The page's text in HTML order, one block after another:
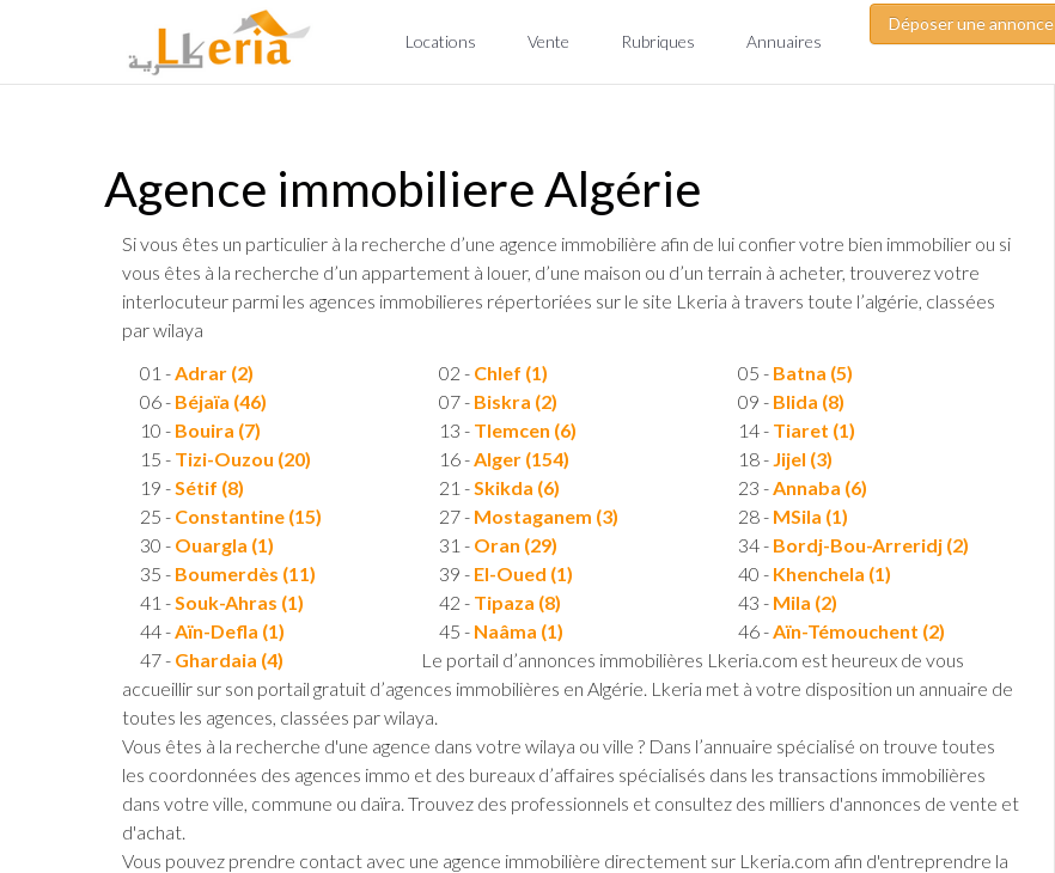
Locations Vente Rubriques Annuaires
Déposer une annonce
Agence immobiliere Algérie
Si vous êtes un particulier à la recherche d’une agence immobilière afin de lui confier votre bien immobilier ou si
vous êtes à la recherche d’un appartement à louer, d’une maison ou d’un terrain à acheter, trouverez votre
interlocuteur parmi les agences immobilieres répertoriées sur le site Lkeria à travers toute l’algérie, classées
par wilaya
01 -Adrar (2) 02 - Chlef (1) 05 - Batna (5)
06 - Béjaïa (46) 07 - Biskra (2) 09 - Blida (8)
10 - Bouira (7) 13 - Tlemcen (6) 14 - Tiaret (1)
15 - Tizi-Ouzou (20) 16 -Alger (154) 18 - Jijel (3)
19 -Sétif (8) 21 -Skikda (6) 23 -Annaba (6)
25 - Constantine (15) 27 - Mostaganem (3) 28 - MSila (1)
30 - Ouargla (1) 31 - Oran (29) 34 - Bordj-Bou-Arreridj (2)
35 - Boumerdès (11) 39 - El-Oued (1) 40 - Khenchela (1)
41 -Souk-Ahras (1) 42 - Tipaza (8) 43 - Mila (2)
44 -Aïn-Defla (1) 45 - Naâma (1) 46 -Aïn-Témouchent (2)
47 - Ghardaia (4)
Le portail d’annonces immobilières Lkeria.com est heureux de vous
accueillir sur son portail gratuit d’agences immobilières en Algérie. Lkeria met à votre disposition un annuaire de
toutes les agences, classées par wilaya.
Vous êtes à la recherche d'une agence dans votre wilaya ou ville ? Dans l’annuaire spécialisé on trouve toutes
les coordonnées des agences immo et des bureaux d’affaires spécialisés dans les transactions immobilières
dans votre ville, commune ou daïra. Trouvez des professionnels et consultez des milliers d'annonces de vente et
d'achat.
Vous pouvez prendre contact avec une agence immobilière directement sur Lkeria.com afin d'entreprendre la